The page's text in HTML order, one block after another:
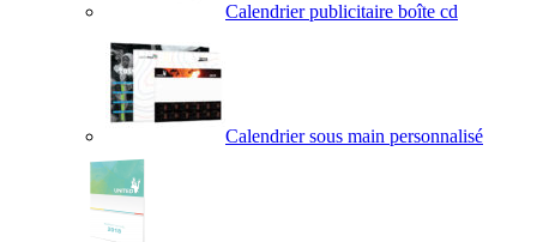
Calendrier publicitaire boîte cd
Calendrier sous main personnalisé